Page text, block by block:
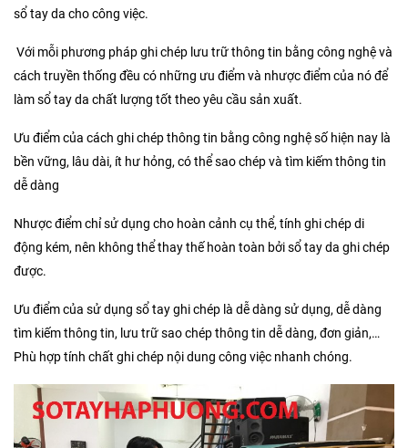
sổ tay da cho công việc.
Với mỗi phương pháp ghi chép lưu trữ thông tin bằng công nghệ và
cách truyền thống đều có những ưu điểm và nhược điểm của nó để
làm sổ tay da chất lượng tốt theo yêu cầu sản xuất.
Ưu điểm của cách ghi chép thông tin bằng công nghệ số hiện nay là
bền vững, lâu dài, ít hư hỏng, có thể sao chép và tìm kiếm thông tin
dễ dàng
Nhược điểm chỉ sử dụng cho hoàn cảnh cụ thể, tính ghi chép di
động kém, nên không thể thay thế hoàn toàn bởi sổ tay da ghi chép
được.
Ưu điểm của sử dụng sổ tay ghi chép là dễ dàng sử dụng, dễ dàng
tìm kiếm thông tin, lưu trữ sao chép thông tin dễ dàng, đơn giản,…
Phù hợp tính chất ghi chép nội dung công việc nhanh chóng.